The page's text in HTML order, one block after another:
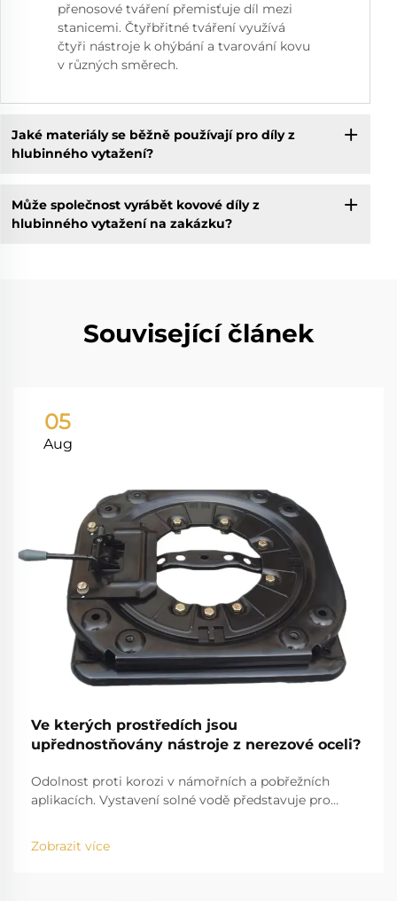
přenosové tváření přemisťuje díl mezi
stanicemi. Čtyřbřitné tváření využívá
čtyři nástroje k ohýbání a tvarování kovu
v různých směrech.
Jaké materiály se běžně používají pro díly z
hlubinného vytažení?
Může společnost vyrábět kovové díly z
hlubinného vytažení na zakázku?
Související článek
05
Aug
Ve kterých prostředích jsou
upřednostňovány nástroje z nerezové oceli?
Odolnost proti korozi v námořních a pobřežních
aplikacích. Vystavení solné vodě představuje pro
problém solné vody, která se zabodává do běžných
nástrojů a způsobuje jejich poškození, je dobře známý.
Zobrazit více